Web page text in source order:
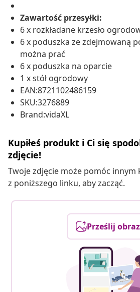
Zawartość przesyłki:
6 x rozkładane krzesło
6 x poduszka ze zdejmowaną
można prać
6 x poduszka na oparcie
1 x stół ogrodowy
EAN:8721102486159
SKU:3276889
Brand:vidaXL
Kupiłeś produkt i Ci się
zdjęcie!
Twoje zdjęcie może pomóc innym
z poniższego linku, aby zacząć.
Prześlij